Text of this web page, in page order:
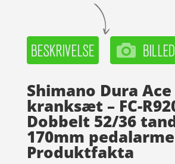
Shimano Dura Ace
kranksæt – FC-
Dobbelt 52/36
170mm pedalarme
Produktfakta